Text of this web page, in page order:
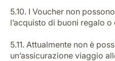
5.10. I Voucher non
l’acquisto di buoni regalo
5.11. Attualmente non è
un’assicurazione viaggio